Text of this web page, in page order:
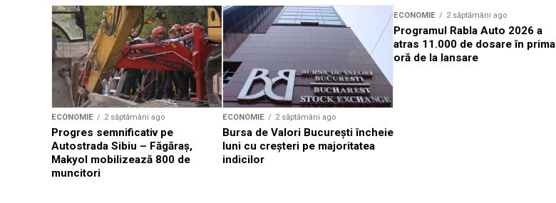
ECONOMIE 2 săptămâni ago
Progres semnificativ pe
Autostrada Sibiu – Făgăraş,
Makyol mobilizează 800 de
muncitori
ECONOMIE 2 săptămâni ago
Bursa de Valori Bucureşti încheie
luni cu creșteri pe majoritatea
indicilor
ECONOMIE 2 săptămâni ago
Programul Rabla Auto 2026 a
atras 11.000 de dosare în prima
oră de la lansare